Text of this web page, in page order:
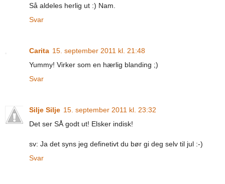
Så aldeles herlig ut :) Nam.
Svar
Carita 15. september 2011 kl. 21:48
Yummy! Virker som en hærlig blanding ;)
Svar
Silje Silje 15. september 2011 kl. 23:32
Det ser SÅ godt ut! Elsker indisk!
sv: Ja det syns jeg definetivt du bør gi deg selv til jul :-)
Svar